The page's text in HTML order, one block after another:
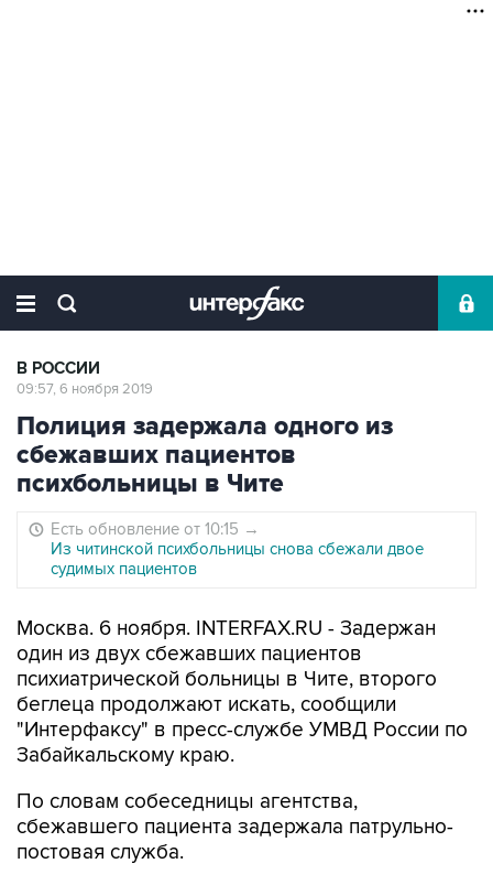
В РОССИИ
09:57, 6 ноября 2019
Полиция задержала одного из
сбежавших пациентов
психбольницы в Чите
Есть обновление от 10:15 →
Из читинской психбольницы снова сбежали двое
судимых пациентов
Москва. 6 ноября. INTERFAX.RU - Задержан
один из двух сбежавших пациентов
психиатрической больницы в Чите, второго
беглеца продолжают искать, сообщили
"Интерфаксу" в пресс-службе УМВД России по
Забайкальскому краю.
По словам собеседницы агентства,
сбежавшего пациента задержала патрульно-
постовая служба.